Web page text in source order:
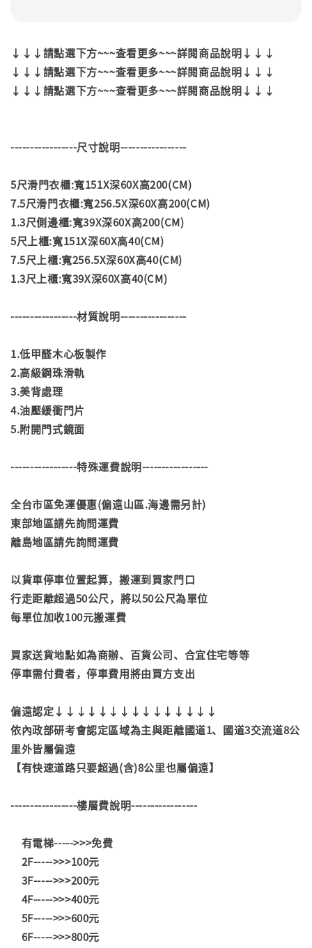
↓↓↓請點選下方~~~查看更多~~~詳閱商品說明↓↓↓
↓↓↓請點選下方~~~查看更多~~~詳閱商品說明↓↓↓
↓↓↓請點選下方~~~查看更多~~~詳閱商品說明↓↓↓
-----------------尺寸說明-----------------
5尺滑門衣櫃:寬151X深60X高200(CM)
7.5尺滑門衣櫃:寬256.5X深60X高200(CM)
1.3尺側邊櫃:寬39X深60X高200(CM)
5尺上櫃:寬151X深60X高40(CM)
7.5尺上櫃:寬256.5X深60X高40(CM)
1.3尺上櫃:寬39X深60X高40(CM)
-----------------材質說明-----------------
1.低甲醛木心板製作
2.高級鋼珠滑軌
3.美背處理
4.油壓緩衝門片
5.附開門式鏡面
-----------------特殊運費說明-----------------
全台市區免運優惠(偏遠山區.海邊需另計)
東部地區請先詢問運費
離島地區請先詢問運費
以貨車停車位置起算，搬運到買家門口
行走距離超過50公尺，將以50公尺為單位
每單位加收100元搬運費
買家送貨地點如為商辦、百貨公司、合宜住宅等等
停車需付費者，停車費用將由買方支出
偏遠認定↓↓↓↓↓↓↓↓↓↓↓↓↓↓↓
依內政部研考會認定區域為主與距離國道1、國道3交流道8公
里外皆屬偏遠
【有快速道路只要超過(含)8公里也屬偏遠】
-----------------樓層費說明-----------------
有電梯----->>>免費
2F----->>>100元
3F----->>>200元
4F----->>>400元
5F----->>>600元
6F----->>>800元